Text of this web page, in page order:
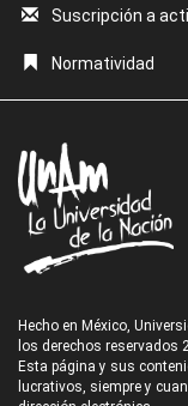
Suscripción a
Normatividad
Hecho en México,
los derechos reservados
Esta página y sus
lucrativos, siempre y